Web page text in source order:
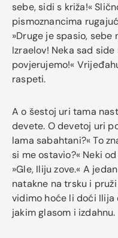
sebe, sidi s križa!«
pismoznancima
»Druge je spasio, sebe
Izraelov! Neka sad
povjerujemo!«
raspeti.
A o šestoj uri tama
devete. O devetoj uri
lama sabahtani?« To
si me ostavio?« Neki
»Gle, Iliju zove.« A
natakne na trsku i
vidimo hoće li doći Ilija
jakim glasom i izdahnu.